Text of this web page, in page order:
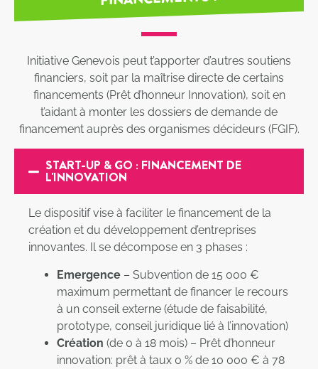
Initiative Genevois peut t’apporter d’autres soutiens
financiers, soit par la maîtrise directe de certains
financements (Prêt d’honneur Innovation), soit en
t’aidant à monter les dossiers de demande de
financement auprès des organismes décideurs (FGIF).
START-UP & GO : FINANCEMENT DE
L'INNOVATION
Le dispositif vise à faciliter le financement de la
création et du développement d’entreprises
innovantes. Il se décompose en 3 phases :
Emergence – Subvention de 15 000 €
maximum permettant de financer le recours
à un conseil externe (étude de faisabilité,
prototype, conseil juridique lié à l’innovation)
Création (de 0 à 18 mois) – Prêt d’honneur
innovation: prêt à taux 0 % de 10 000 € à 78